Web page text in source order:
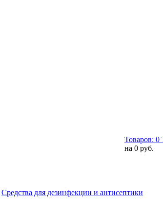
Товаров: 0
на 0 руб.
Средства для дезинфекции и антисептики